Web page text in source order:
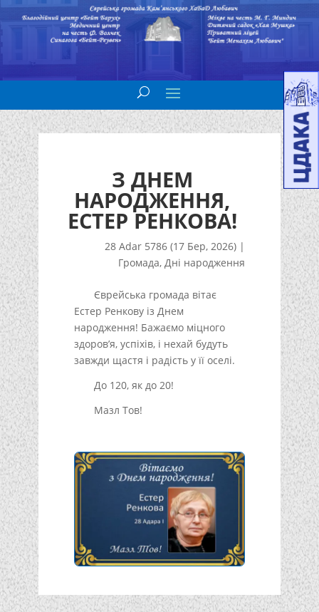
З ДНЕМ
НАРОДЖЕННЯ,
ЕСТЕР РЕНКОВА!
28 Adar 5786 (17 Бер, 2026) |
Громада,Дні народження
Єврейська громада вітає
Естер Ренкову із Днем
народження! Бажаємо міцного
здоров’я, успіхів, і нехай будуть
завжди щастя і радість у її оселі.
До 120, як до 20!
Мазл Тов!